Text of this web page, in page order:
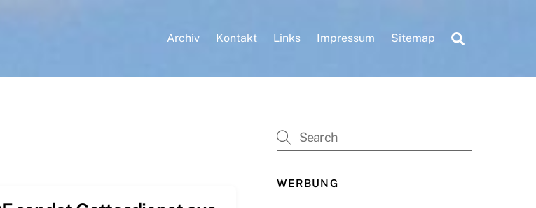
Archiv Kontakt Links Impressum Sitemap
WERBUNG